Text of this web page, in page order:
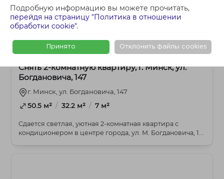
Подробную информацию вы можете прочитать,
перейдя на страницу "Политика в отношении
обработки cookie".
Принято Отклонить файлы cookies
2-комнатная 1 500 BYN
Снять 2-комнатную квартиру, г. Минск, ул.
Богдановича, 147
г. Минск, ул. Богдановича, 147
50.5 м² / 32.2 м² / 7 м²
Сдается светлая, уютная 2-комнатная квартира с
кондиционером в центре города, ул. М. Богдановича, 1...